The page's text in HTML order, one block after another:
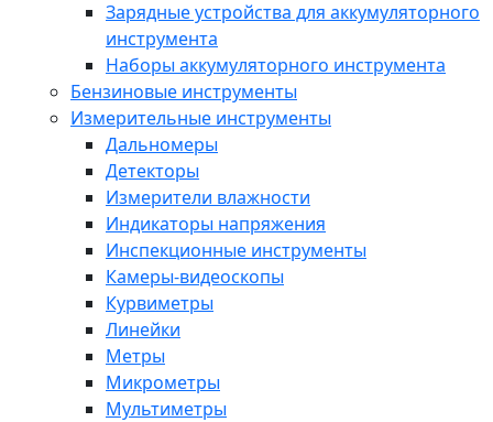
Зарядные устройства для аккумуляторного
инструмента
Наборы аккумуляторного инструмента
Бензиновые инструменты
Измерительные инструменты
Дальномеры
Детекторы
Измерители влажности
Индикаторы напряжения
Инспекционные инструменты
Камеры-видеоскопы
Курвиметры
Линейки
Метры
Микрометры
Мультиметры